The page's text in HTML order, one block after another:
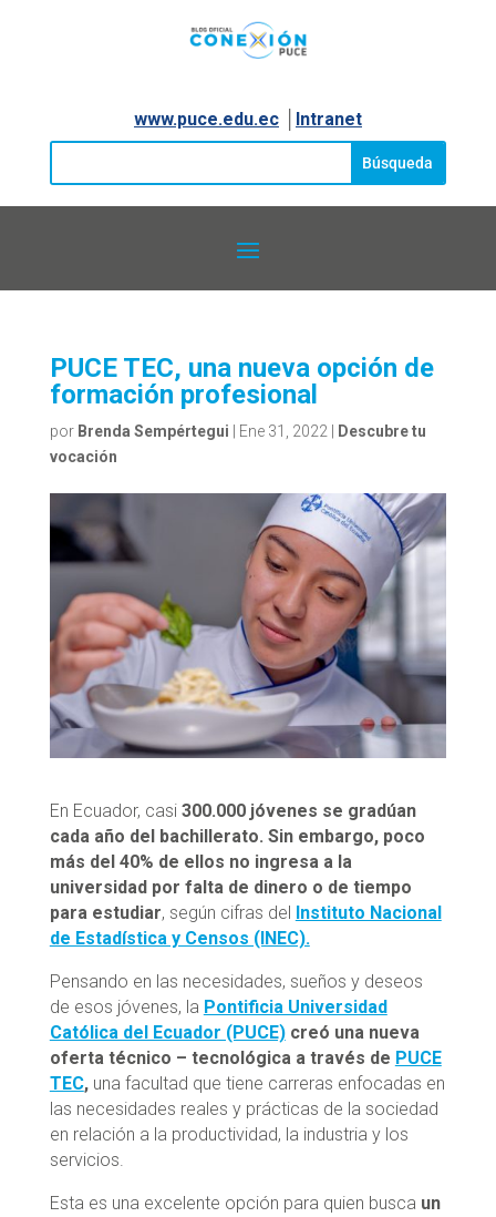
www.puce.edu.ec│ Intranet
PUCE TEC, una nueva opción de
formación profesional
por Brenda Sempértegui Ene 31, 2022|
Descubre tu
vocación
En Ecuador, casi 300.000 jóvenes se gradúan
cada año del bachillerato. Sin embargo, poco
más del 40% de ellos no ingresa a la
universidad por falta de dinero o de tiempo
para estudiar, según cifras del
Instituto Nacional
de Estadística y Censos (INEC).
Pensando en las necesidades, sueños y deseos
de esos jóvenes, la Pontificia Universidad
Católica del Ecuador (PUCE) creó una nueva
oferta técnico – tecnológica a través de PUCE
TEC,una facultad que tiene carreras enfocadas en
las necesidades reales y prácticas de la sociedad
en relación a la productividad, la industria y los
servicios.
Esta es una excelente opción para quien busca un